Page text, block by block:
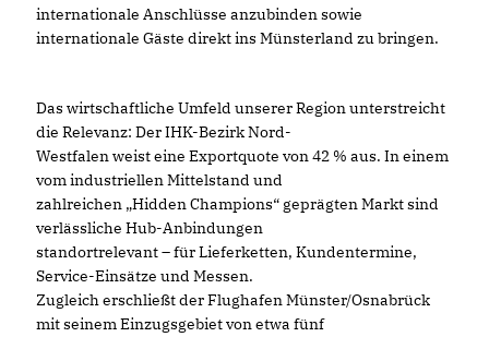
internationale Anschlüsse anzubinden sowie
internationale Gäste direkt ins Münsterland zu bringen.
Das wirtschaftliche Umfeld unserer Region unterstreicht
die Relevanz: Der IHK-Bezirk Nord-
Westfalen weist eine Exportquote von 42 % aus. In einem
vom industriellen Mittelstand und
zahlreichen „Hidden Champions“ geprägten Markt sind
verlässliche Hub-Anbindungen
standortrelevant – für Lieferketten, Kundentermine,
Service-Einsätze und Messen.
Zugleich erschließt der Flughafen Münster/Osnabrück
mit seinem Einzugsgebiet von etwa fünf